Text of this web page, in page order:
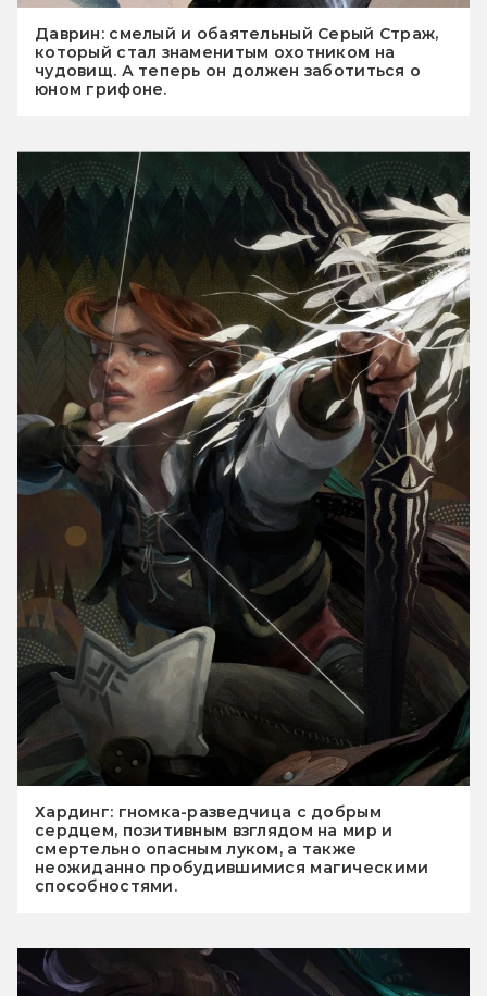
Даврин: смелый и обаятельный Серый Страж,
который стал знаменитым охотником на
чудовищ. А теперь он должен заботиться о
юном грифоне.
Хардинг: гномка-разведчица с добрым
сердцем, позитивным взглядом на мир и
смертельно опасным луком, а также
неожиданно пробудившимися магическими
способностями.